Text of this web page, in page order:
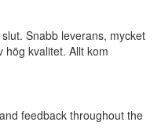
Snabb leverans, mycket
hög kvalitet. Allt kom
feedback throughout the